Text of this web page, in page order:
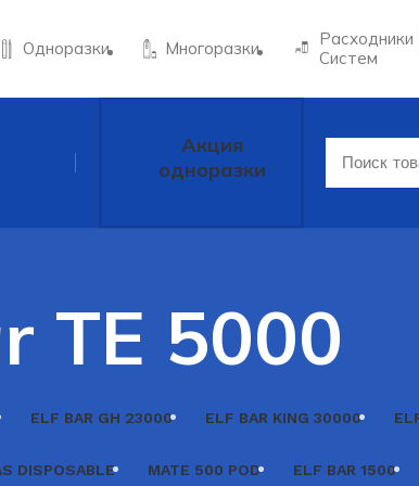
Одноразки Многоразки
Расходники
Систем
Акция
одноразки
TE 5000
ELF BAR GH 23000 ELF BAR KING 30000
DISPOSABLE MATE 500 POD ELF BAR 1500